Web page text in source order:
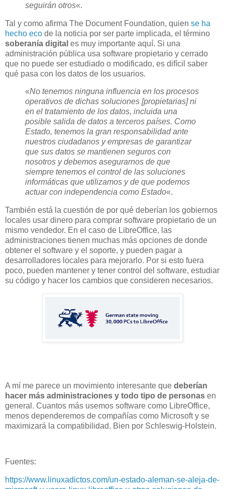
seguirán otros«.
Tal y como afirma The Document Foundation, quien se ha
hecho eco de la noticia por ser parte implicada, el término
soberanía digital es muy importante aquí. Si una
administración pública usa software propietario y cerrado
que no puede ser estudiado o modificado, es difícil saber
qué pasa con los datos de los usuarios.
«No tenemos ninguna influencia en los procesos
operativos de dichas soluciones [propietarias] ni
en el tratamiento de los datos, incluida una
posible salida de datos a terceros países. Como
Estado, tenemos la gran responsabilidad ante
nuestros ciudadanos y empresas de garantizar
que sus datos se mantienen seguros con
nosotros y debemos asegurarnos de que
siempre tenemos el control de las soluciones
informáticas que utilizamos y de que podemos
actuar con independencia como Estado«.
También está la cuestión de por qué deberían los gobiernos
locales usar dinero para comprar software propietario de un
mismo vendedor. En el caso de LibreOffice, las
administraciones tienen muchas más opciones de donde
obtener el software y el soporte, y pueden pagar a
desarrolladores locales para mejorarlo. Por si esto fuera
poco, pueden mantener y tener control del software, estudiar
su código y hacer los cambios que consideren necesarios.
A mí me parece un movimiento interesante que deberían
hacer más administraciones y todo tipo de personas en
general. Cuantos más usemos software como LibreOffice,
menos dependeremos de compañías como Microsoft y se
maximizará la compatibilidad. Bien por Schleswig-Holstein.
Fuentes:
https://www.linuxadictos.com/un-estado-aleman-se-aleja-de-